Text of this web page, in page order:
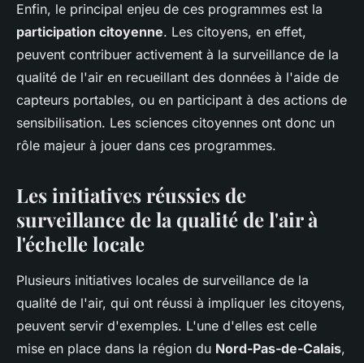
Enfin, le principal enjeu de ces programmes est la
participation citoyenne. Les citoyens, en effet,
peuvent contribuer activement à la surveillance de la
qualité de l'air en recueillant des données à l'aide de
capteurs portables, ou en participant à des actions de
sensibilisation. Les sciences citoyennes ont donc un
rôle majeur à jouer dans ces programmes.
Les initiatives réussies de
surveillance de la qualité de l'air à
l'échelle locale
Plusieurs initiatives locales de surveillance de la
qualité de l'air, qui ont réussi à impliquer les citoyens,
peuvent servir d'exemples. L'une d'elles est celle
mise en place dans la région du Nord-Pas-de-Calais,